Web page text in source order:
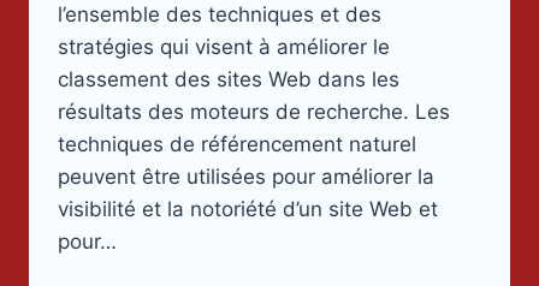
l’ensemble des techniques et des
stratégies qui visent à améliorer le
classement des sites Web dans les
résultats des moteurs de recherche. Les
techniques de référencement naturel
peuvent être utilisées pour améliorer la
visibilité et la notoriété d’un site Web et
pour…